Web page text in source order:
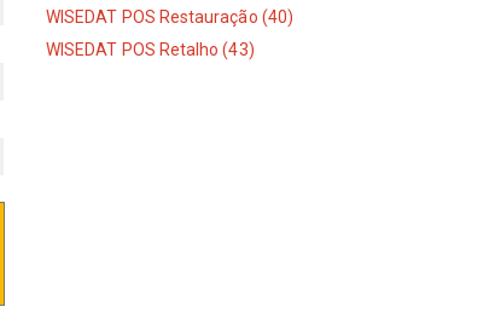
WISEDAT POS Restauração (40)
WISEDAT POS Retalho (43)